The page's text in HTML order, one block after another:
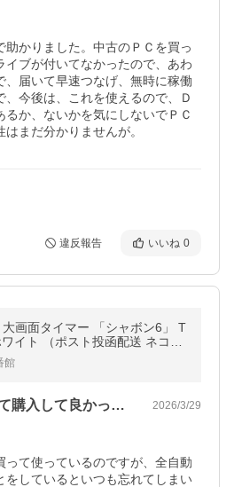
助かりました。中古のＰＣを買っ
イブが付いてなかったので、あわ
、届いて早速つなげ、無時に稼働
、今後は、これを使えるので、Ｄ
るか、ないかを気にしないでＰＣ
まだ分かりませんが。
違反報告 いいね 0
大画面タイマー 「シャボン6」 T
イト （ポスト投函配送 ネコポ
館
時計代わりにもなって購入して良かったです 2026/3/29
って使っているのですが、全自動
をしているといつも忘れてしまい